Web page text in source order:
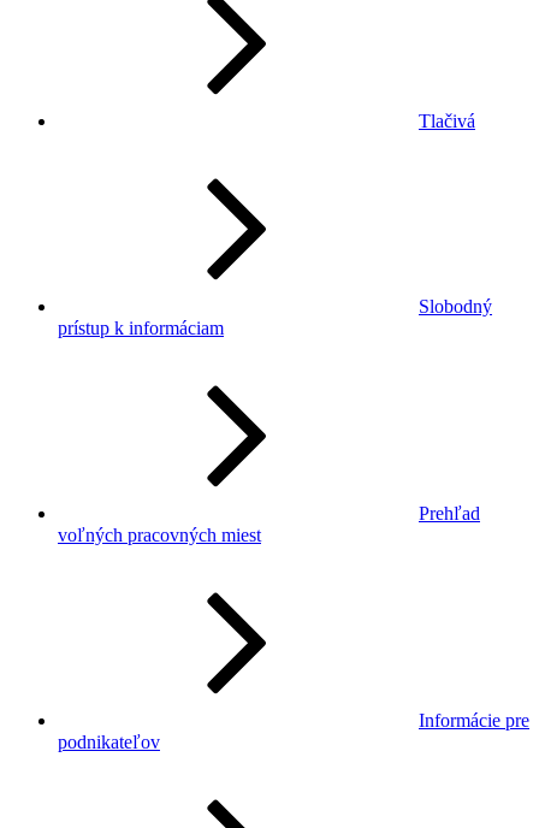
Tlačivá
Slobodný
prístup k informáciam
Prehľad
voľných pracovných miest
Informácie pre
podnikateľov